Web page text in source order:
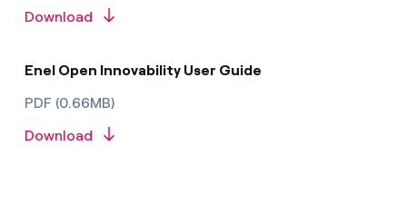
Download
Enel Open Innovability User Guide
PDF (0.66MB)
Download